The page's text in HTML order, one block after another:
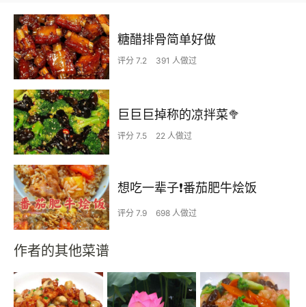
糖醋排骨简单好做
评分 7.2 391 人做过
巨巨巨掉称的凉拌菜🥦
评分 7.5 22 人做过
想吃一辈子❗️番茄肥牛烩饭
评分 7.9 698 人做过
作者的其他菜谱